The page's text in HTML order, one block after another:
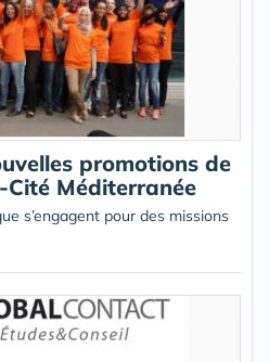
promotions de
Méditerranée
s’engagent pour des missions